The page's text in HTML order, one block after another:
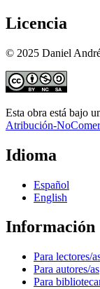
Licencia
© 2025 Daniel
Esta obra está bajo
Atribución-
Idioma
Español
English
Información
Para lectores/
Para autores/as
Para